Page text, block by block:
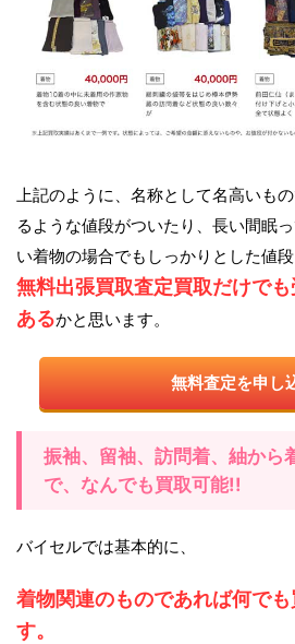
上記のように、名称として名高いも
るような値段がついたり、長い間眠
い着物の場合でもしっかりとした値段
無料出張買取査定買取だけで
あるかと思います。
無料査定を申し
振袖、留袖、訪問着、紬から
で、なんでも買取可能!!
バイセルでは基本的に、
着物関連のものであれば何で
す。